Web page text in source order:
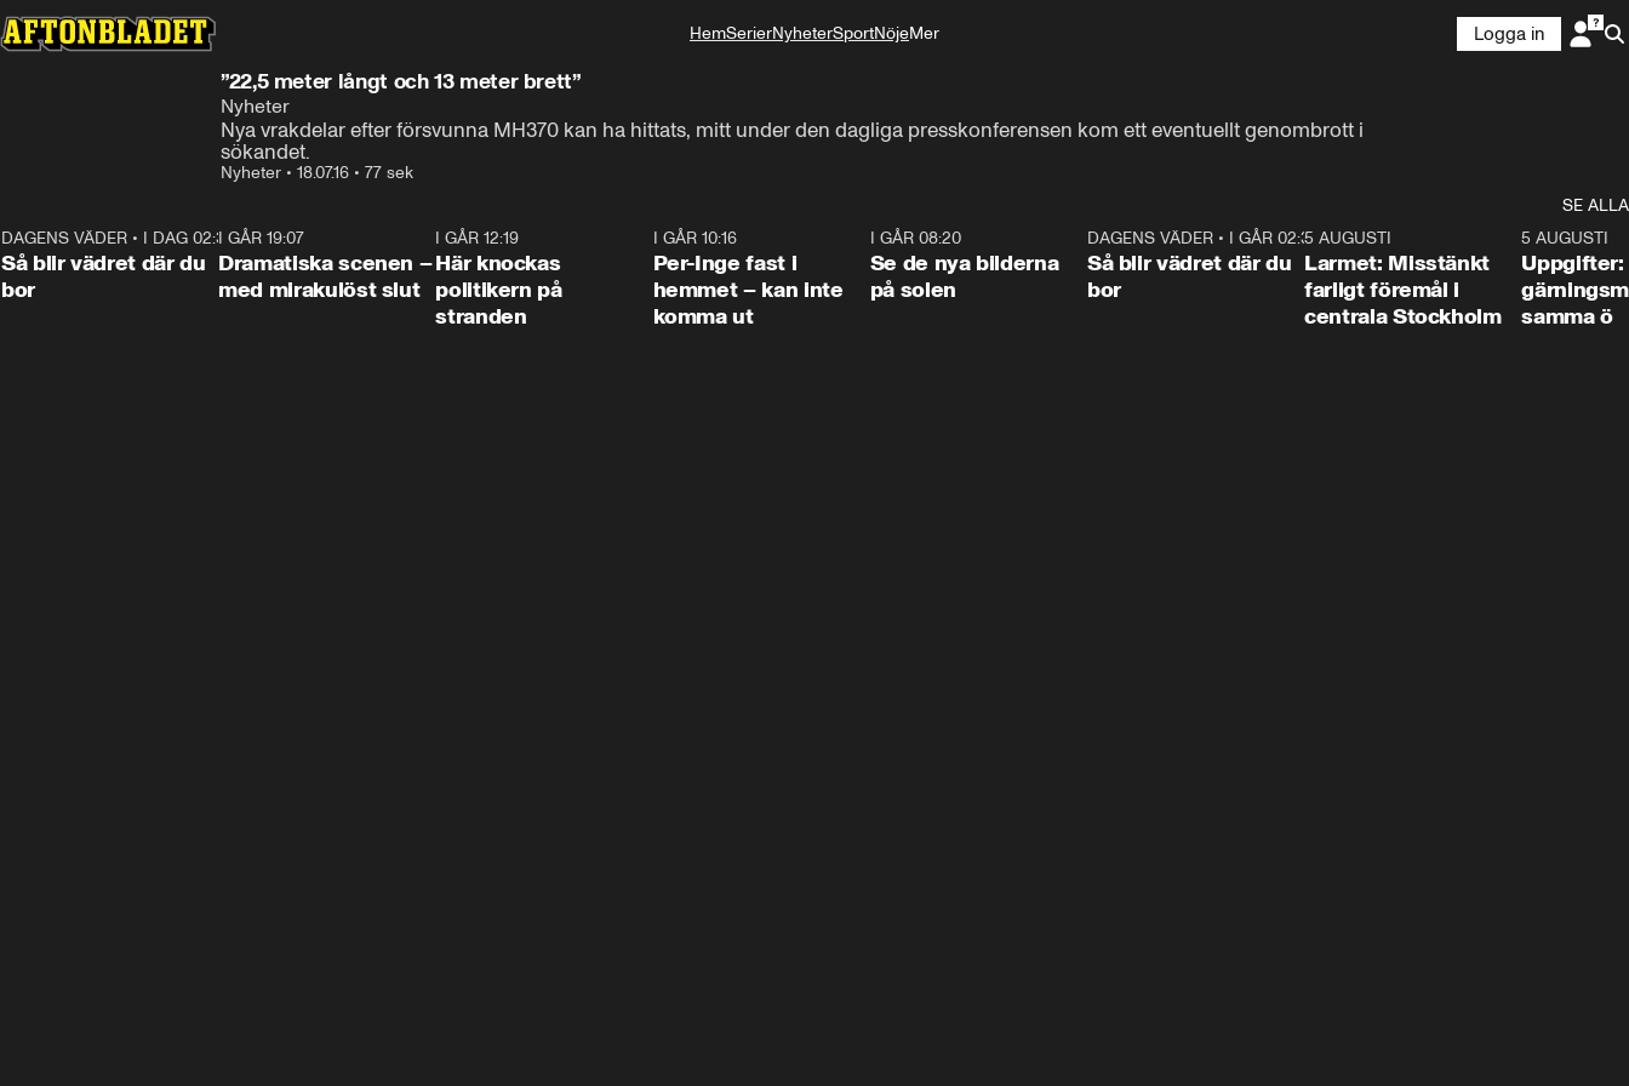
HemSerierNyheterSportNöjeMer
Logga in
”22,5 meter långt och 13 meter brett”
Nyheter
Nya vrakdelar efter försvunna MH370 kan ha hittats, mitt under den dagliga presskonferensen kom ett eventuellt genombrott i
sökandet.
Nyheter • 18.07.16 • 77 sek
SE ALLA
1:06
DAGENS VÄDER • I DAG 02:30
Så blir vädret där du
bor
I GÅR 19:07
Dramatiska scenen –
med mirakulöst slut
I GÅR 12:19
Här knockas
politikern på
stranden
I GÅR 10:16
Per-Inge fast i
hemmet – kan inte
komma ut
I GÅR 08:20
Se de nya bilderna
på solen
1:06
DAGENS VÄDER• I GÅR 02:30
Så blir vädret där du
bor
0:35
5 AUGUSTI
Larmet: Misstänkt
farligt föremål i
centrala Stockholm
5 AUGUSTI
Uppgifter:
samma ö